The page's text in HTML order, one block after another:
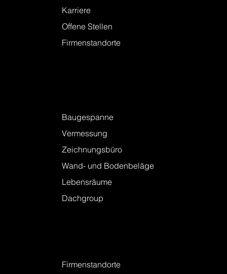
Über uns
Karriere
Offene Stellen
Leistungen
Baugespanne
Vermessung
Zeichnungsbüro
Wand- und Bodenbeläge
Lebensräume
Kontakt